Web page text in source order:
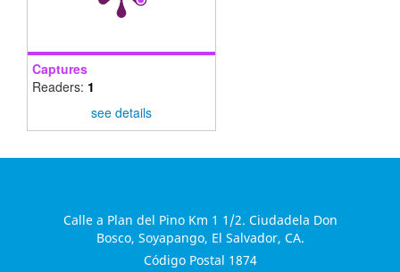
Captures
Readers: 1
see details
Calle a Plan del Pino Km 1 1/2. Ciudadela Don
Bosco, Soyapango, El Salvador, CA.
Código Postal 1874